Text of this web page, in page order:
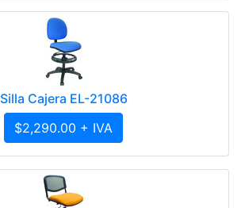
Silla Cajera EL-21086
$2,290.00 + IVA